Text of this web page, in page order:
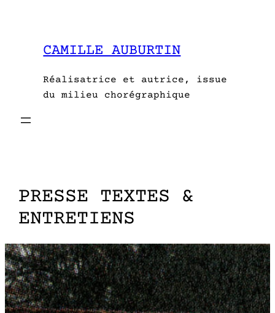
CAMILLE AUBURTIN
Réalisatrice et autrice, issue
du milieu chorégraphique
PRESSE TEXTES &
ENTRETIENS